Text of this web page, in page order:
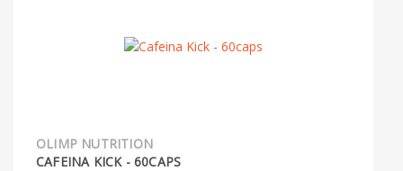
OLIMP NUTRITION
CAFEINA KICK - 60CAPS